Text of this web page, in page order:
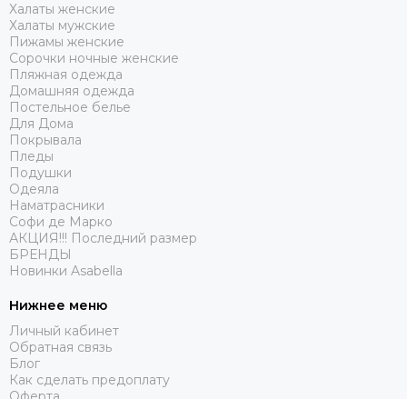
Халаты женские
Халаты мужские
Пижамы женские
Сорочки ночные женские
Пляжная одежда
Домашняя одежда
Постельное белье
Для Дома
Покрывала
Пледы
Подушки
Одеяла
Наматрасники
Софи де Марко
АКЦИЯ!!! Последний размер
БРЕНДЫ
Новинки Asabella
Нижнее меню
Личный кабинет
Обратная связь
Блог
Как сделать предоплату